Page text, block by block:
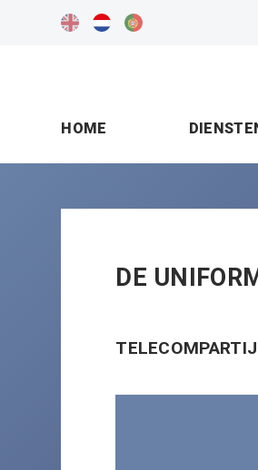
HOME
DE
TELECOMPARTIJ